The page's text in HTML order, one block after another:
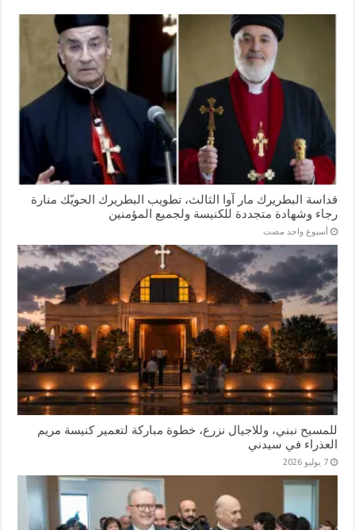
قداسة البطريرك مار آوا الثالث، تطويب البطريرك الحويّك منارة
رجاء وشهادة متجددة للكنيسة ولجميع المؤمنين
‏أسبوع واحد مضت
للمسيح نبني، وللاجيال نزرع، خطوة مباركة لتعمير كنيسة مريم
العذراء في سيدني
7 يوليو 2026